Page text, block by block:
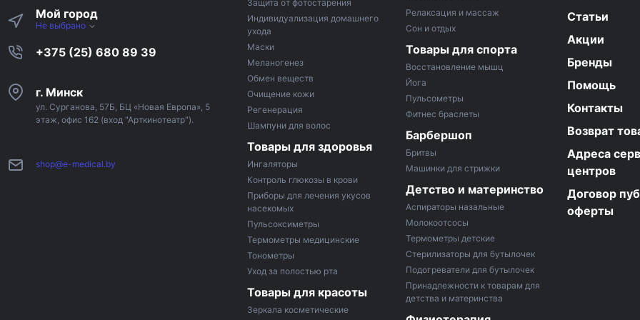
Мой город
Не выбрано
+375 (25) 680 89 39
г. Минск
ул. Сурганова, 57Б, БЦ «Новая Европа», 5
этаж, офис 162 (вход "Арткинотеатр").
shop@e-medical.by
Защита от фотостарения
Индивидуализация домашнего
ухода
Маски
Меланогенез
Обмен веществ
Очищение кожи
Регенерация
Шампуни для волос
Товары для здоровья
Ингаляторы
Контроль глюкозы в крови
Приборы для лечения укусов
насекомых
Пульсоксиметры
Термометры медицинские
Тонометры
Уход за полостью рта
Товары для красоты
Зеркала косметические
Релаксация и массаж
Сон и отдых
Товары для спорта
Восстановление мышц
Йога
Пульсометры
Фитнес браслеты
Барбершоп
Бритвы
Машинки для стрижки
Детство и материнство
Аспираторы назальные
Молокоотсосы
Термометры детские
Стерилизаторы для бутылочек
Подогреватели для бутылочек
Принадлежности к товарам для
детства и материнства
Статьи
Акции
Бренды
Помощь
Контакты
Возврат
Адреса
центров
Договор
оферты